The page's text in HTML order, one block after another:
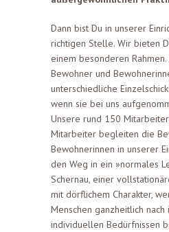
Dann bist Du in unserer
richtigen Stelle. Wir bieten
einem besonderen
Bewohner und
unterschiedliche
wenn sie bei uns
Unsere rund 150
Mitarbeiter begleiten die
Bewohnerinnen in unserer
den Weg in ein »normales
Schernau, einer
mit dörflichem Charakter,
Menschen ganzheitlich nach
individuellen Bedürfnissen